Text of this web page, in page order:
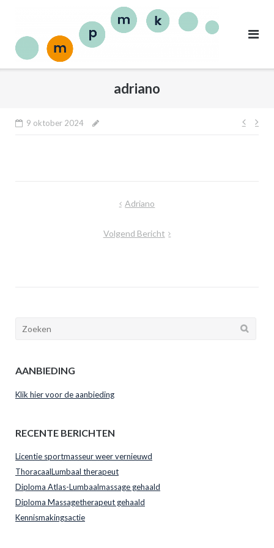
adriano
9 oktober 2024
Adriano
Volgend Bericht
AANBIEDING
Klik hier voor de aanbieding
RECENTE BERICHTEN
Licentie sportmasseur weer vernieuwd
ThoracaalLumbaal therapeut
Diploma Atlas-Lumbaalmassage gehaald
Diploma Massagetherapeut gehaald
Kennismakingsactie